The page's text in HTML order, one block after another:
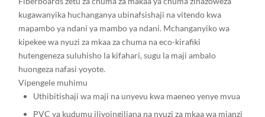
kugawanyika huchanganya ubinafsishaji na vitendo kwa
mapambo ya ndani ya mambo ya ndani. Mchanganyiko wa
kipekee wa nyuzi za mkaa za chuma na eco-kirafiki
hutengeneza suluhisho la kifahari, sugu la maji ambalo
huongeza nafasi yoyote.
Vipengele muhimu
Uthibitishaji wa maji na unyevu kwa maeneo yenye mvua
PVC ya kudumu iliyoingiliana na nyuzi za mkaa wa mianzi